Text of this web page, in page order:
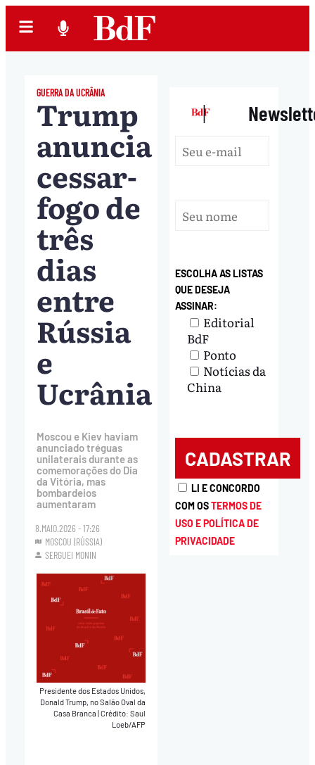
GUERRA DA UCRÂNIA
Trump
anuncia
cessar-
fogo de
três
dias
entre
Rússia
e
Ucrânia
Moscou e Kiev haviam
anunciado tréguas
unilaterais durante as
comemorações do Dia
da Vitória, mas
bombardeios
aumentaram
8.MAIO.2026 - 17:26
MOSCOU (RÚSSIA)
SERGUEI MONIN
Presidente dos Estados Unidos,
Donald Trump, no Salão Oval da
Casa Branca Crédito: Saul
Loeb/AFP
|
ESCOLHA AS LISTAS
QUE DESEJA
ASSINAR:
Editorial
BdF
Ponto
Notícias da
China
LI E CONCORDO
COM OSTERMOS DE
USO E POLÍTICA DE
PRIVACIDADE